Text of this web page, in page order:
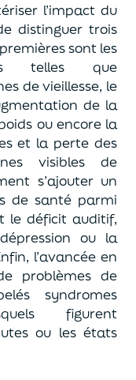
l’impact du
distinguer trois
sont les
telles que
de vieillesse, le
de la
ou encore la
et la perte des
visibles de
s’ajouter un
de santé parmi
le déficit auditif,
ou la
l’avancée en
problèmes de
syndromes
figurent
ou les états